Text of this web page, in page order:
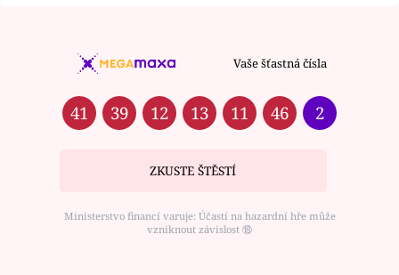
Vaše šťastná čísla
41 39 12 13 11 46 2
ZKUSTE ŠTĚSTÍ
Ministerstvo financí varuje: Účastí na hazardní hře může
vzniknout závislost ⑱